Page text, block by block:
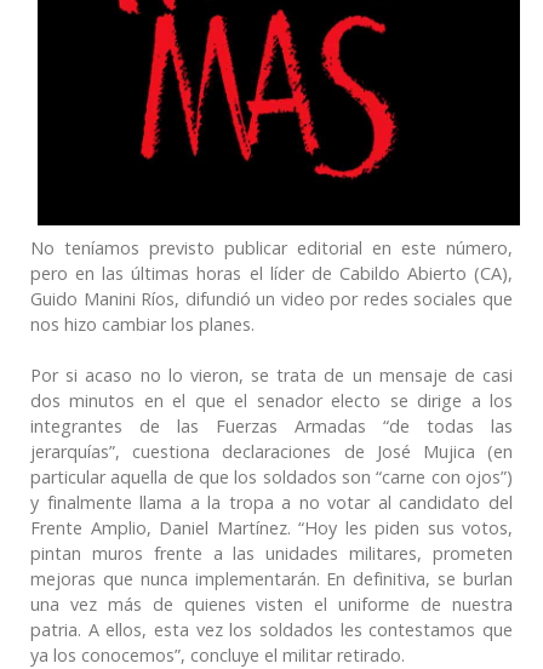
No teníamos previsto publicar editorial en este número,
pero en las últimas horas el líder de Cabildo Abierto (CA),
Guido Manini Ríos, difundió un video por redes sociales que
nos hizo cambiar los planes.
Por si acaso no lo vieron, se trata de un mensaje de casi
dos minutos en el que el senador electo se dirige a los
integrantes de las Fuerzas Armadas “de todas las
jerarquías”, cuestiona declaraciones de José Mujica (en
particular aquella de que los soldados son “carne con ojos”)
y finalmente llama a la tropa a no votar al candidato del
Frente Amplio, Daniel Martínez. “Hoy les piden sus votos,
pintan muros frente a las unidades militares, prometen
mejoras que nunca implementarán. En definitiva, se burlan
una vez más de quienes visten el uniforme de nuestra
patria. A ellos, esta vez los soldados les contestamos que
ya los conocemos”, concluye el militar retirado.